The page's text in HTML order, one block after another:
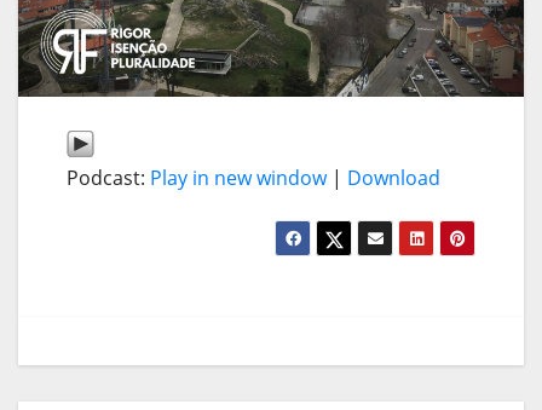
Podcast: Play in new window| Download